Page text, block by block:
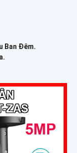
Ban Ðêm.